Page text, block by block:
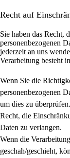
Recht auf
Sie haben das Recht,
personenbezogenen
jederzeit an uns
Verarbeitung besteht
Wenn Sie die
personenbezogenen
um dies zu
Recht, die
Daten zu verlangen.
Wenn die
geschah/geschieht,